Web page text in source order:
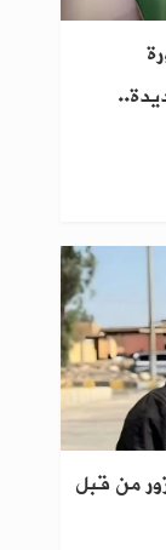
من قبل